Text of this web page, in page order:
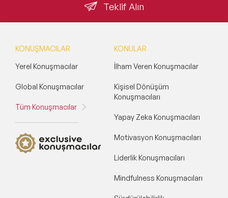
Teklif Alın
KONUŞMACILAR
Yerel Konuşmacılar
Global Konuşmacılar
Tüm Konuşmacılar
KONULAR
İlham Veren Konuşmacılar
Kişisel Dönüşüm
Konuşmacıları
Yapay Zeka Konuşmacıları
Motivasyon Konuşmacıları
Liderlik Konuşmacıları
Mindfulness Konuşmacıları
Girişimcilik Konuşmacıları
Gelecek & Fütürizm Konuşmacıları
Dijital Pazarlama ve Sosyal Medya
Konuşmacıları
Seyahat Konuşmacıları
Satış Konuşmacıları
İkna & Müzakere Sanatı Konuşmacıları
Wellness Konuşmacıları